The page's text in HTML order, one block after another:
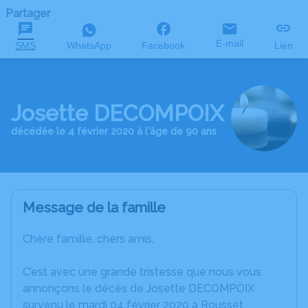
Partager
SMS WhatsApp Facebook E-mail Lien
Josette DECOMPOIX
décédée le 4 février 2020 à l'âge de 90 ans
Message de la famille
Chère famille, chers amis,
C’est avec une grande tristesse que nous vous
annonçons le décès de Josette DECOMPOIX
survenu le mardi 04 février 2020 à Rousset.